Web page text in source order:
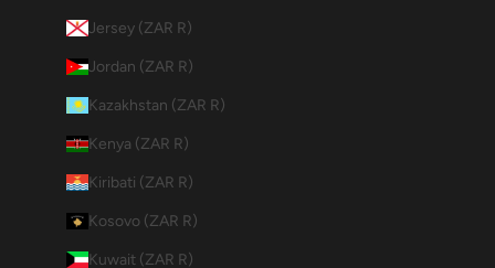
Jersey (ZAR R)
Jordan (ZAR R)
Kazakhstan (ZAR R)
Kenya (ZAR R)
Kiribati (ZAR R)
Kosovo (ZAR R)
Kuwait (ZAR R)